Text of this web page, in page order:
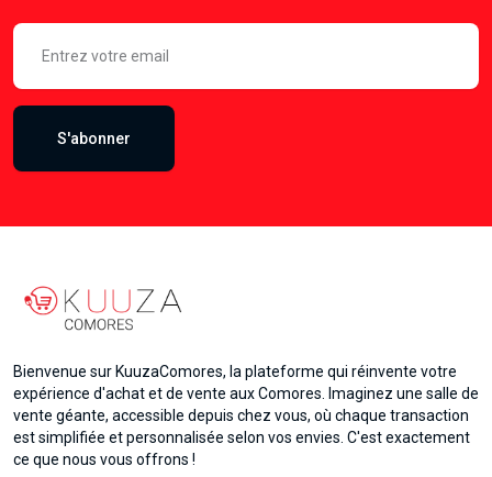
S'abonner
Bienvenue sur KuuzaComores, la plateforme qui réinvente votre
expérience d'achat et de vente aux Comores. Imaginez une salle de
vente géante, accessible depuis chez vous, où chaque transaction
est simplifiée et personnalisée selon vos envies. C'est exactement
ce que nous vous offrons !